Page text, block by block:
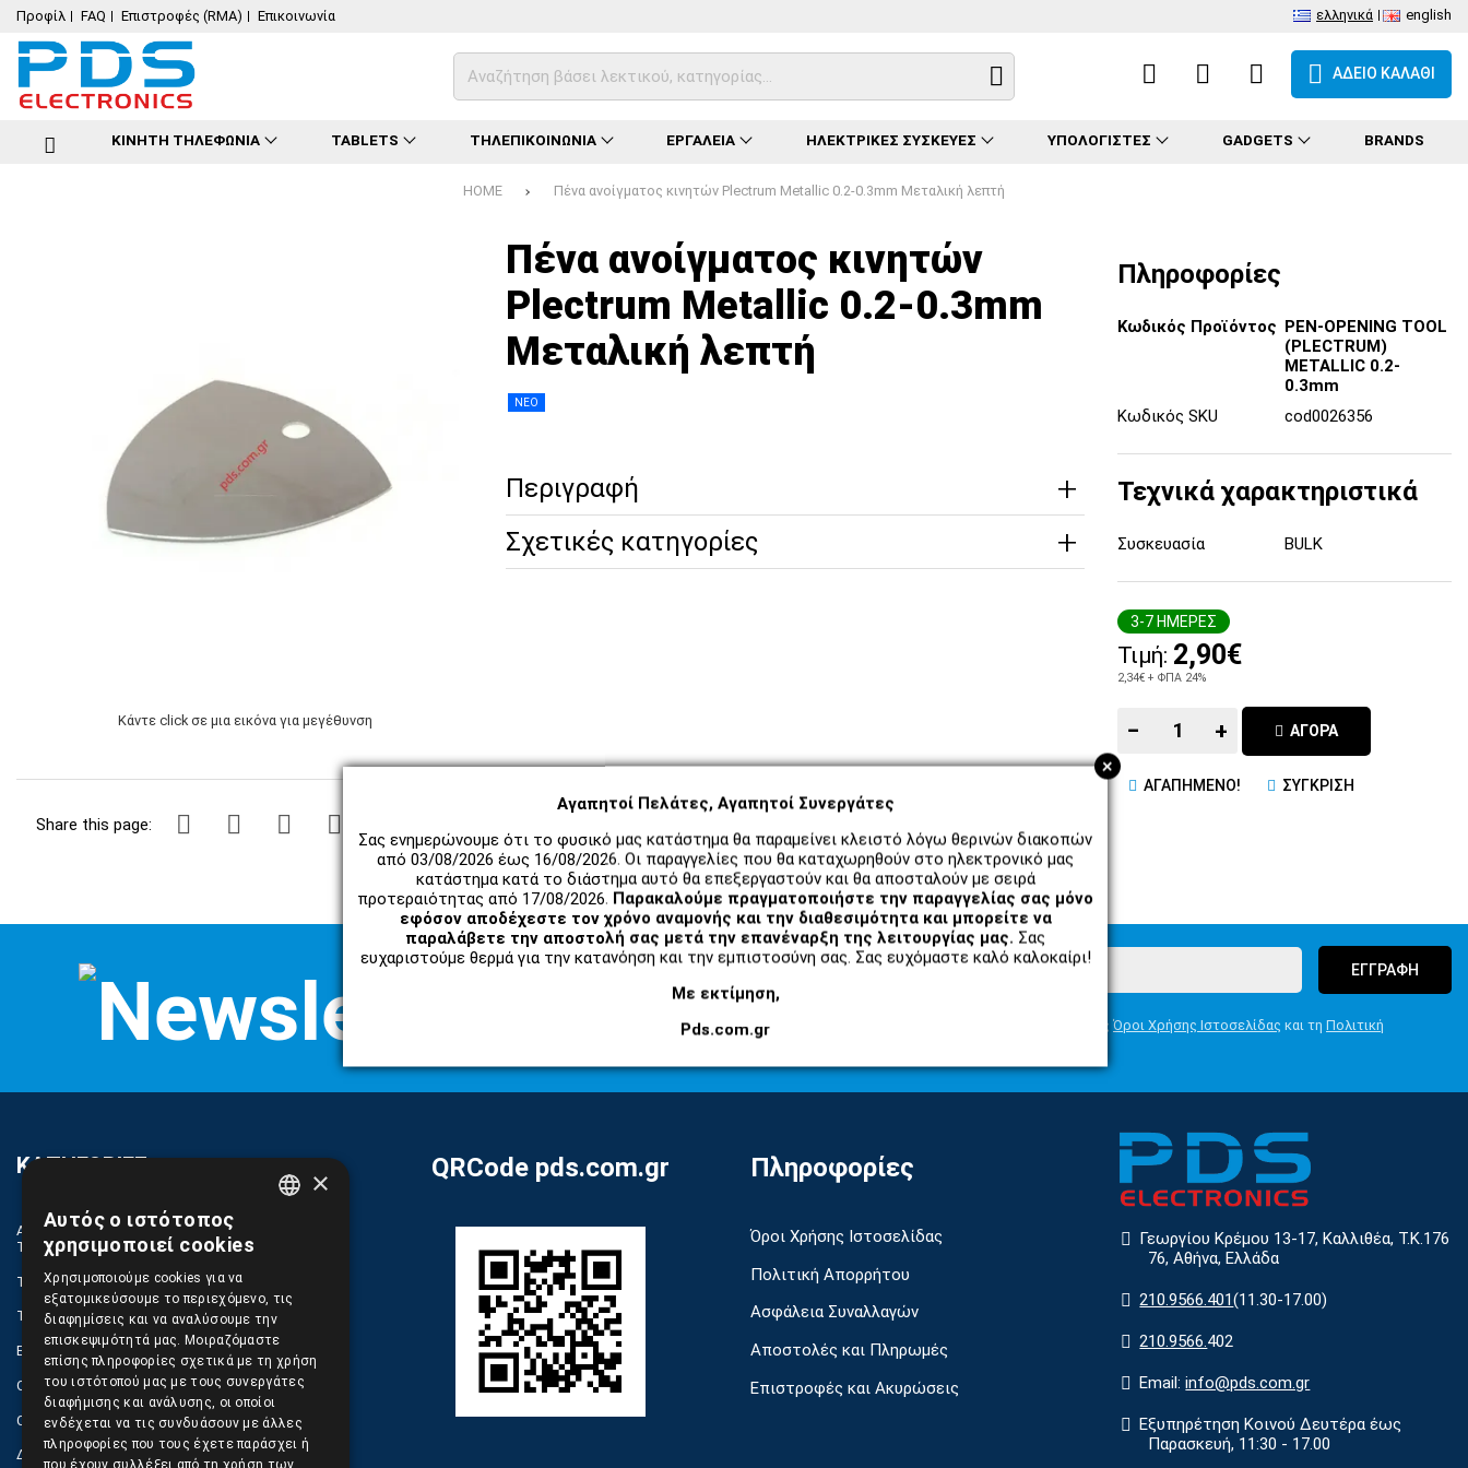
Προφίλ FAQ Επιστροφές (RMA) Επικοινωνία ελληνικά english
ΑΔΕΙΟ ΚΑΛΑΘΙ
ΚΙΝΗΤΗ ΤΗΛΕΦΩΝΙΑ TABLETS ΤΗΛΕΠΙΚΟΙΝΩΝΙΑ ΕΡΓΑΛΕΙΑ ΗΛΕΚΤΡΙΚΕΣ ΣΥΣΚΕΥΕΣ ΥΠΟΛΟΓΙΣΤΕΣ GADGETS BRANDS
+
Αγαπητοί Πελάτες, Αγαπητοί Συνεργάτες
Σας ενημερώνουμε ότι το φυσικό μας κατάστημα θα παραμείνει κλειστό λόγω θερινών διακοπών
από 03/08/2026 έως 16/08/2026. Οι παραγγελίες που θα καταχωρηθούν στο ηλεκτρονικό μας
κατάστημα κατά το διάστημα αυτό θα επεξεργαστούν και θα αποσταλούν με σειρά
προτεραιότητας από 17/08/2026. Παρακαλούμε πραγματοποιήστε την παραγγελίας σας μόνο
εφόσον αποδέχεστε τον χρόνο αναμονής και την διαθεσιμότητα και μπορείτε να
παραλάβετε την αποστολή σας μετά την επανέναρξη της λειτουργίας μας. Σας
ευχαριστούμε θερμά για την κατανόηση και την εμπιστοσύνη σας. Σας ευχόμαστε καλό καλοκαίρι!
Με εκτίμηση,
Pds.com.gr
HOME Πένα ανοίγματος κινητών Plectrum Metallic 0.2-0.3mm Μεταλική λεπτή
Κάντε click σε μια εικόνα για μεγέθυνση
Share this page:
Πένα ανοίγματος κινητών
Plectrum Metallic 0.2-0.3mm
Μεταλική λεπτή
ΝΕΟ
Περιγραφή
Σχετικές κατηγορίες
Πληροφορίες
Κωδικός Προϊόντος PEN-OPENING TOOL
(PLECTRUM)
METALLIC 0.2-
0.3mm
Κωδικός SKU
cod0026356
Τεχνικά χαρακτηριστικά
Συσκευασία BULK
3-7 ΗΜΕΡΕΣ
Τιμή: 2,90€
2,34€ + ΦΠΑ 24%
− + ΑΓΟΡΑ
ΑΓΑΠΗΜΕΝΟ! ΣΥΓΚΡΙΣΗ
Εγγραφείτε στο newsletter μας για να μαθαίνετε
πρώτοι τις προσφορές και τα νέα μας προϊόντα!
ΕΓΓΡΑΦΗ
Συμφωνώ με τους Όροι Χρήσης Ιστοσελίδας και τη Πολιτική
ΚΑΤΗΓΟΡΙΕΣ
ΑΝΤΑΛΛΑΚΤΙΚΑ ΚΑΙ ΑΞΕΣΟΥΑΡ ΚΙΝΗΤΩΝ
ΤΗΛΕΦΩΝΩΝ
TABLET
ΤΗΛΕΠΙΚΟΙΝΩΝΙΕΣ, ΑΣΥΡΜΑΤΑ, FCT
ΕΡΓΑΛΕΙΑ SERVICE
ΟΙΚΙΑΚΕΣ ΣΥΣΚΕΥΕΣ
COMPUTER, NOTEBOOK, PC, PDA
ΔΙΑΦΟΡΑ ΠΡΟΙΟΝΤΑ
QRCode pds.com.gr Πληροφορίες
Όροι Χρήσης Ιστοσελίδας
Πολιτική Απορρήτου
Ασφάλεια Συναλλαγών
Αποστολές και Πληρωμές
Επιστροφές και Ακυρώσεις
Γεωργίου Κρέμου 13-17, Καλλιθέα, Τ.Κ.176
76, Αθήνα, Ελλάδα
210.9566.401(11.30-17.00)
210.9566.402
Email:info@pds.com.gr
Εξυπηρέτηση Κοινού Δευτέρα έως
Παρασκευή, 11:30 - 17.00
×
Αυτός ο ιστότοπος
χρησιμοποιεί cookies
Χρησιμοποιούμε cookies για να
εξατομικεύσουμε το περιεχόμενο, τις
διαφημίσεις και να αναλύσουμε την
επισκεψιμότητά μας. Μοιραζόμαστε
επίσης πληροφορίες σχετικά με τη χρήση
του ιστότοπού μας με τους συνεργάτες
διαφήμισης και ανάλυσης, οι οποίοι
ενδέχεται να τις συνδυάσουν με άλλες
πληροφορίες που τους έχετε παράσχει ή
που έχουν συλλέξει από τη χρήση των